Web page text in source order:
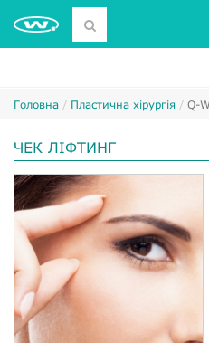
Головна Пластична хірургія Q-
ЧЕК ЛІФТИНГ